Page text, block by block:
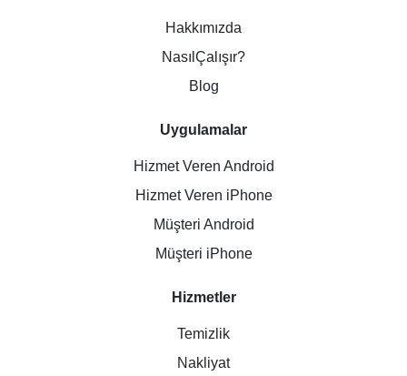
Hakkımızda
NasılÇalışır?
Blog
Uygulamalar
Hizmet Veren Android
Hizmet Veren iPhone
Müşteri Android
Müşteri iPhone
Hizmetler
Temizlik
Nakliyat